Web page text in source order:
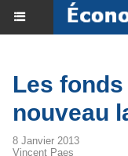
Les
nouveau
8 Janvier 2013
Vincent Paes